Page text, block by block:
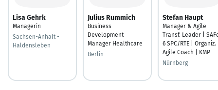
Lisa Gehrk
Managerin
Sachsen-Anhalt -
Haldensleben
Julius Rummich
Business
Development
Manager Healthcare
Berlin
Stefan Haupt
Manager & Agile
Transf. Leader |
6 SPC/RTE | Organiz.
Agile Coach | KMP
Nürnberg